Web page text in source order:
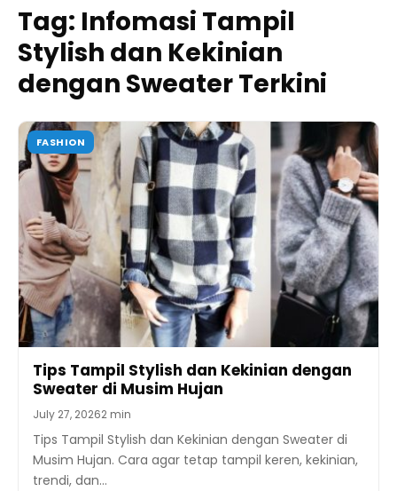
Tag: Infomasi Tampil
Stylish dan Kekinian
dengan Sweater Terkini
FASHION
Tips Tampil Stylish dan Kekinian dengan
Sweater di Musim Hujan
July 27, 20262 min
Tips Tampil Stylish dan Kekinian dengan Sweater di
Musim Hujan. Cara agar tetap tampil keren, kekinian,
trendi, dan…